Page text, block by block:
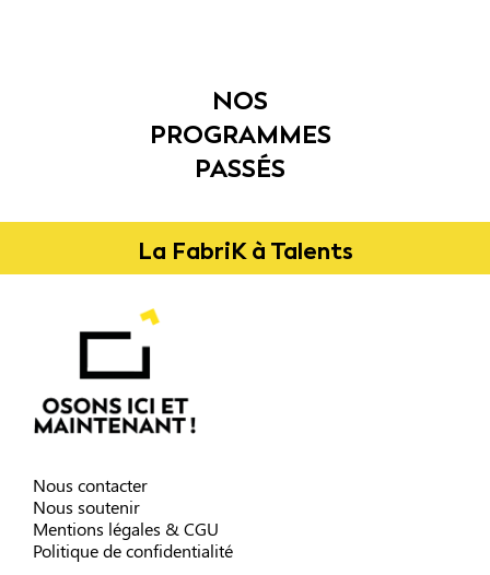
NOS
PROGRAMMES
PASSÉS
La FabriK à Talents
Nous contacter
Nous soutenir
Mentions légales & CGU
Politique de confidentialité